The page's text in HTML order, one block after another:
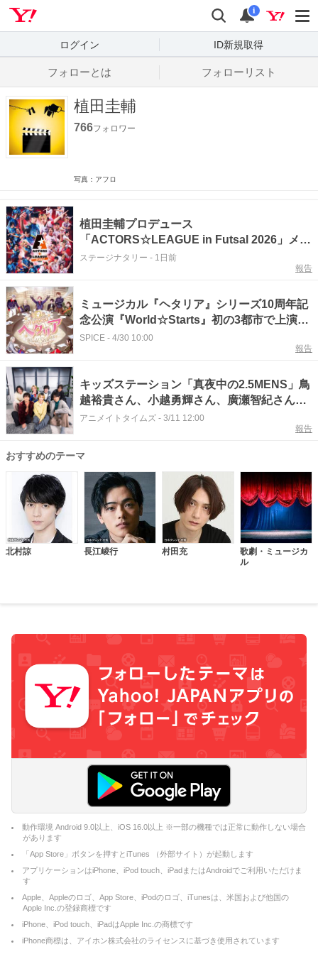
検索
通知
i
ログイン ID新規取得
フォローとは フォローリスト
植田圭輔
766フォロワー
写真：アフロ
植田圭輔プロデュース
「ACTORS☆LEAGUE in Futsal 2026」メイ
ンビジュアル解禁
ステージナタリー - 1日前
報告
ミュージカル『ヘタリア』シリーズ10周年記
念公演『World☆Starts』初の3都市で上演決
定、長江崚行、上田悠介、植田圭輔らキャス
SPICE - 4/30 10:00
報告
キッズステーション「真夜中の2.5MENS」鳥
越裕貴さん、小越勇輝さん、廣瀬智紀さん、
北村諒さん、宮﨑秋人さん、村田充さん、植
田圭輔さんインタビュー｜それぞれにとって
アニメイトタイムズ - 3/11 12:00
報告
おすすめのテーマ
北村諒 長江崚行 村田充
歌劇・ミュージカ
ル
動作環境 Android 9.0以上、iOS 16.0以上 ※一部の機種では正常に動作しない場合
があります
「App Store」ボタンを押すとiTunes （外部サイト）が起動します
アプリケーションはiPhone、iPod touch、iPadまたはAndroidでご利用いただけま
す
Apple、Appleのロゴ、App Store、iPodのロゴ、iTunesは、米国および他国の
Apple Inc.の登録商標です
iPhone、iPod touch、iPadはApple Inc.の商標です
iPhone商標は、アイホン株式会社のライセンスに基づき使用されています